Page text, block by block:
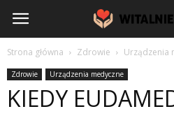
Witalnie.com.pl
Strona główna Zdrowie Urządzenia
Zdrowie Urządzenia medyczne
KIEDY